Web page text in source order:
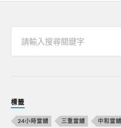
標籤
24小時當舖 三重當舖 中和當舖